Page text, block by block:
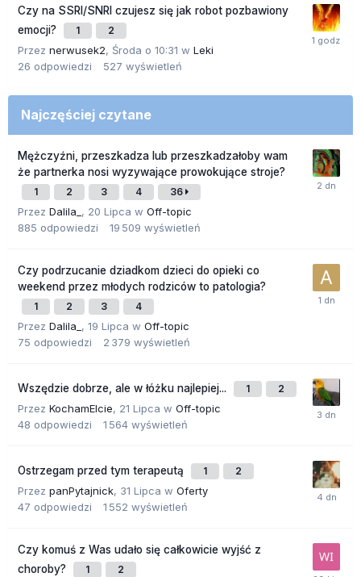
Czy na SSRI/SNRI czujesz się jak robot pozbawiony
emocji?
1 2
Przez nerwusek2, Środa o 10:31 w Leki
26 odpowiedzi 527 wyświetleń
Najczęściej czytane
Mężczyźni, przeszkadza lub przeszkadzałoby wam
że partnerka nosi wyzywające prowokujące stroje?
1 2 3 4 36
Przez Dalila_ , 20 Lipca w Off-topic
885 odpowiedzi 19 509 wyświetleń
Czy podrzucanie dziadkom dzieci do opieki co
weekend przez młodych rodziców to patologia?
1 2 3 4
Przez Dalila_ , 19 Lipca w Off-topic
75 odpowiedzi 2 379 wyświetleń
Wszędzie dobrze, ale w łóżku najlepiej... 1 2
Przez KochamElcie, 21 Lipca w Off-topic
48 odpowiedzi 1 564 wyświetleń
Ostrzegam przed tym terapeutą 1 2
Przez panPytajnick, 31 Lipca w Oferty
47 odpowiedzi 1 552 wyświetleń
Czy komuś z Was udało się całkowicie wyjść z
choroby?
1 2